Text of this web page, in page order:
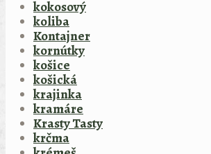
kokosový
koliba
Kontajner
kornútky
košice
košická
krajinka
kramáre
Krasty Tasty
krčma